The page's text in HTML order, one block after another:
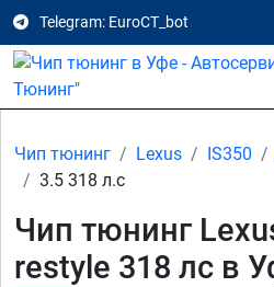
Telegram: EuroCT_bot
Чип тюнинг Lexus IS350
3.5 318 л.с
Чип тюнинг
restyle 318 лс в